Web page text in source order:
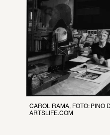
ARTSLIFE.COM